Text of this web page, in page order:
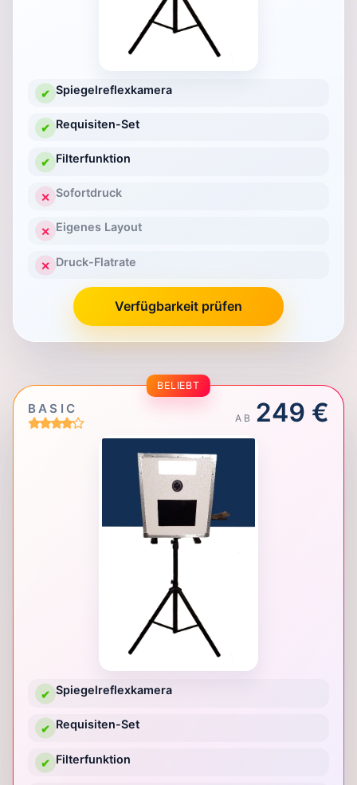
✔ Spiegelreflexkamera
✔ Requisiten-Set
✔ Filterfunktion
✕ Sofortdruck
✕ Eigenes Layout
✕ Druck-Flatrate
Verfügbarkeit prüfen
BELIEBT
BASIC
AB 249 €
✔ Spiegelreflexkamera
✔ Requisiten-Set
✔ Filterfunktion